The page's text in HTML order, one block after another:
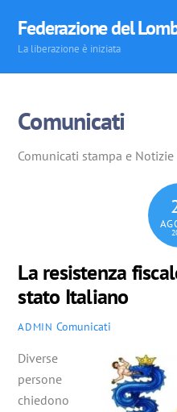
content
Federazione del
La liberazione è iniziata
Comunicati
Comunicati stampa e Notizie
La resistenza
stato Italiano
ADMIN Comunicati
Diverse
persone
chiedono